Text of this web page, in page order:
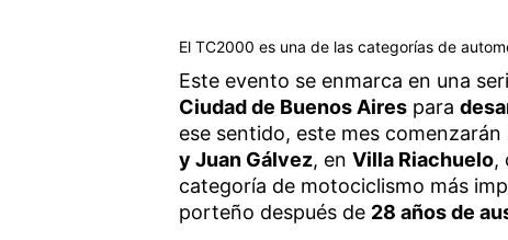
El TC2000 es una de las categorías de
Este evento se enmarca en una
Ciudad de Buenos Airespara
ese sentido, este mes comenzarán
y Juan Gálvez, en Villa Riachuelo,
categoría de motociclismo más
porteño después de 28 años de